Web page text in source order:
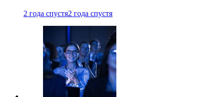
2 года спустя2 года спустя